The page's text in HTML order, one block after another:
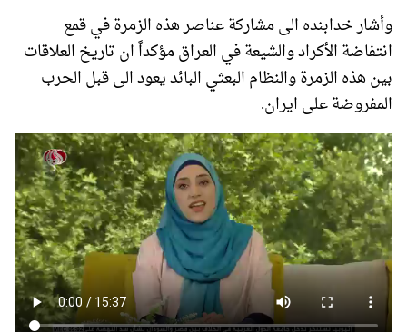
وأشار خدابنده الی مشاركة عناصر هذه الزمرة في قمع
انتفاضة الأكراد والشيعة في العراق مؤكداً ان تاريخ العلاقات
بين هذه الزمرة والنظام البعثي البائد يعود الى قبل الحرب
المفروضة على ايران.